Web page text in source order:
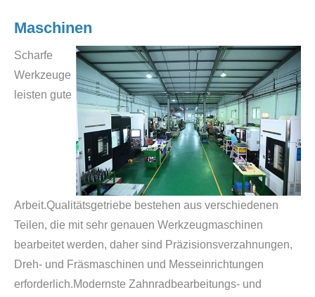
Maschinen
Scharfe
Werkzeuge
leisten gute
Arbeit.Qualitätsgetriebe bestehen aus verschiedenen
Teilen, die mit sehr genauen Werkzeugmaschinen
bearbeitet werden, daher sind Präzisionsverzahnungen,
Dreh- und Fräsmaschinen und Messeinrichtungen
erforderlich.Modernste Zahnradbearbeitungs- und